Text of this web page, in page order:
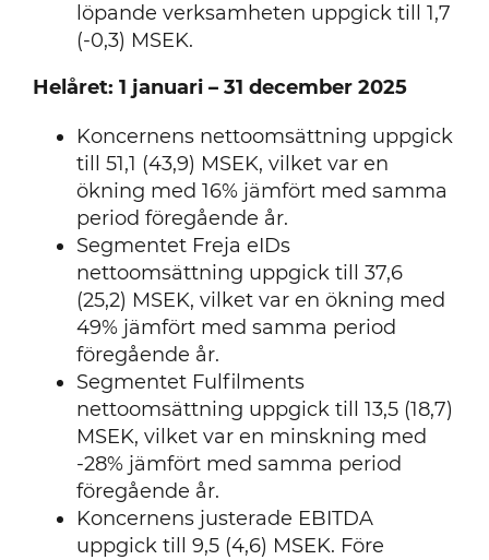
löpande verksamheten uppgick till 1,7
(-0,3) MSEK.
Helåret: 1 januari – 31 december 2025
Koncernens nettoomsättning uppgick
till 51,1 (43,9) MSEK, vilket var en
ökning med 16% jämfört med samma
period föregående år.
Segmentet Freja eIDs
nettoomsättning uppgick till 37,6
(25,2) MSEK, vilket var en ökning med
49% jämfört med samma period
föregående år.
Segmentet Fulfilments
nettoomsättning uppgick till 13,5 (18,7)
MSEK, vilket var en minskning med
-28% jämfört med samma period
föregående år.
Koncernens justerade EBITDA
uppgick till 9,5 (4,6) MSEK. Före